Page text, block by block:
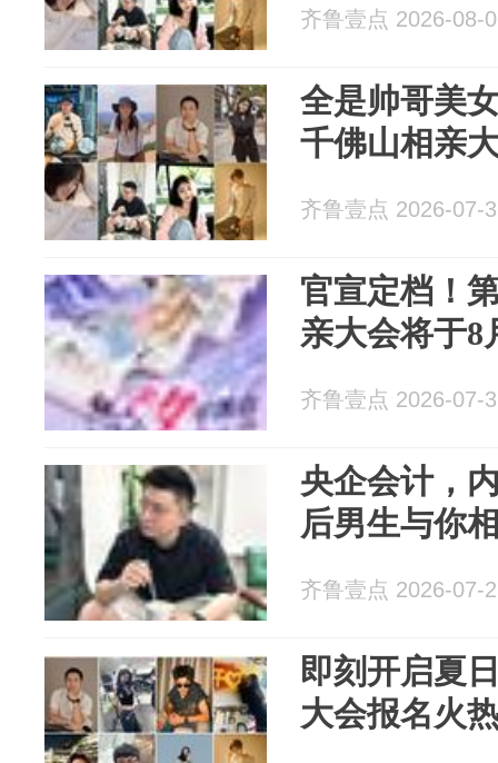
齐鲁壹点 2026-08-
全是帅哥美
千佛山相亲
齐鲁壹点 2026-07-
官宣定档！
亲大会将于8
齐鲁壹点 2026-07-
央企会计，
后男生与你
齐鲁壹点 2026-07-
即刻开启夏
大会报名火